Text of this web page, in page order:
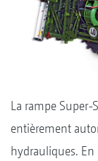
La rampe Super-
entièrement
hydrauliques.